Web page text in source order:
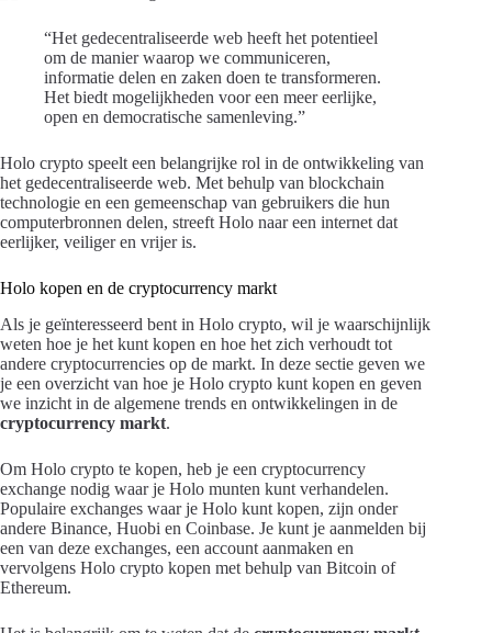
“Het gedecentraliseerde web heeft het potentieel
om de manier waarop we communiceren,
informatie delen en zaken doen te transformeren.
Het biedt mogelijkheden voor een meer eerlijke,
open en democratische samenleving.”
Holo crypto speelt een belangrijke rol in de ontwikkeling van
het gedecentraliseerde web. Met behulp van blockchain
technologie en een gemeenschap van gebruikers die hun
computerbronnen delen, streeft Holo naar een internet dat
eerlijker, veiliger en vrijer is.
Holo kopen en de cryptocurrency markt
Als je geïnteresseerd bent in Holo crypto, wil je waarschijnlijk
weten hoe je het kunt kopen en hoe het zich verhoudt tot
andere cryptocurrencies op de markt. In deze sectie geven we
je een overzicht van hoe je Holo crypto kunt kopen en geven
we inzicht in de algemene trends en ontwikkelingen in de
cryptocurrency markt.
Om Holo crypto te kopen, heb je een cryptocurrency
exchange nodig waar je Holo munten kunt verhandelen.
Populaire exchanges waar je Holo kunt kopen, zijn onder
andere Binance, Huobi en Coinbase. Je kunt je aanmelden bij
een van deze exchanges, een account aanmaken en
vervolgens Holo crypto kopen met behulp van Bitcoin of
Ethereum.